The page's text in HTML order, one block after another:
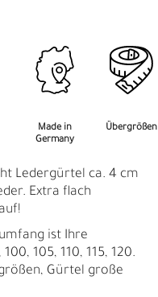
Made in
Germany
Übergrößen
Ledergürtel ca. 4 cm
Extra flach
ist Ihre
105, 110, 115, 120.
Gürtel große